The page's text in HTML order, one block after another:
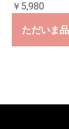
￥5,980
ただいま